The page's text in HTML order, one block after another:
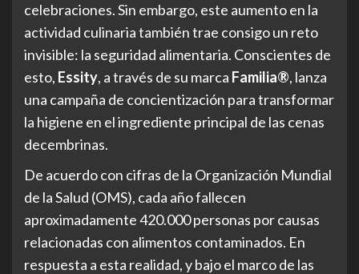
celebraciones. Sin embargo, este aumento en la
actividad culinaria también trae consigo un reto
invisible: la seguridad alimentaria. Conscientes de
esto, Essity, a través de su marca Familia®, lanza
una campaña de concientización para transformar
la higiene en el ingrediente principal de las cenas
decembrinas.
De acuerdo con cifras de la Organización Mundial
de la Salud (OMS), cada año fallecen
aproximadamente 420.000 personas por causas
relacionadas con alimentos contaminados. En
respuesta a esta realidad, y bajo el marco de las